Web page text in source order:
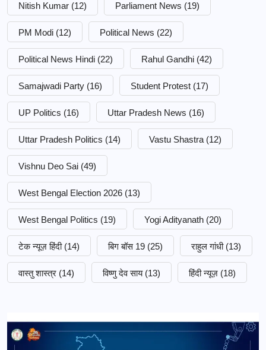
Nitish Kumar (12) Parliament News (19)
PM Modi (12) Political News (22)
Political News Hindi (22) Rahul Gandhi (42)
Samajwadi Party (16) Student Protest (17)
UP Politics (16) Uttar Pradesh News (16)
Uttar Pradesh Politics (14) Vastu Shastra (12)
Vishnu Deo Sai (49)
West Bengal Election 2026 (13)
West Bengal Politics (19) Yogi Adityanath (20)
टेक न्यूज़ हिंदी (14) बिग बॉस 19 (25) राहुल गांधी (13)
वास्तु शास्त्र (14) विष्णु देव साय (13) हिंदी न्यूज़ (18)